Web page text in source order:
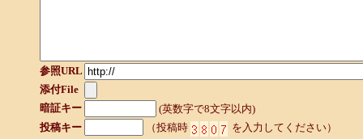
参照URL
添付File
暗証キー
(英数字で8文字以内)
投稿キー
（投稿時
を入力してください）